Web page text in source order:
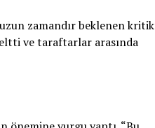
zamandır beklenen kritik
ve taraftarlar arasında